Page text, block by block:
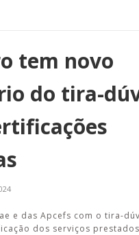
tem novo
do tira-
e das Apcefs com o tira-
dos serviços